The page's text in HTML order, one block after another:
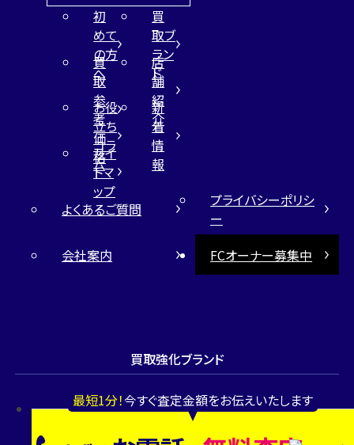
最短1分！今すぐ査定金額をお伝えいたします
初
めて
の方
へ
買
取ブ
ラン
ド
買
取
参
考
価
格
店
舗
紹
介
お役
立ち
コラ
ム
新
着
情
報
サイ
トマ
ップ
よくあるご質問
プライバシーポリシ
ー
会社案内
FCオーナー募集中
買取強化ブランド
ロレックス
ディオール
グッチ